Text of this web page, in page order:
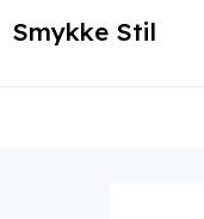
Smykke Stil